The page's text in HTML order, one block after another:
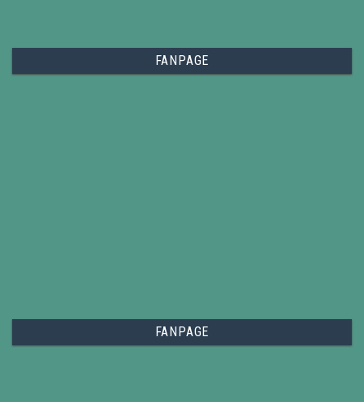
FANPAGE
FANPAGE